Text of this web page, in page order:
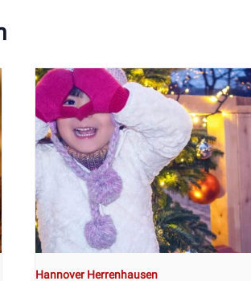
Hannover Herrenhausen